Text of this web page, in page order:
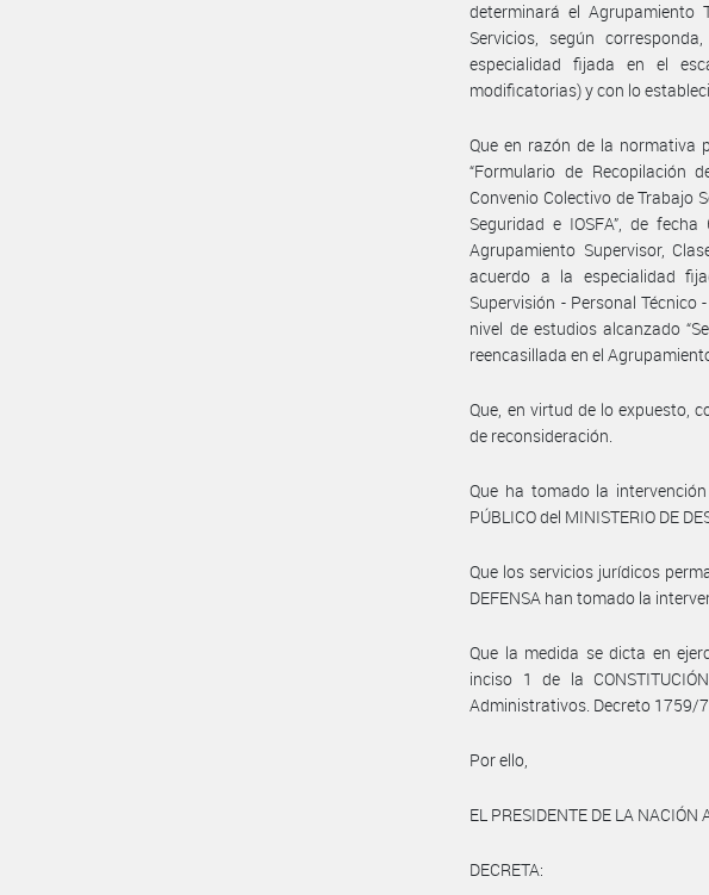
determinará el Agrupamiento
Servicios, según
especialidad fijada en el
modificatorias) y con lo
Que en razón de la normativa
“Formulario de Recopilación
Convenio Colectivo de Trabajo
Seguridad e IOSFA”, de
Agrupamiento Supervisor,
acuerdo a la especialidad
Supervisión - Personal Técnico
nivel de estudios alcanzado
reencasillada en el
Que, en virtud de lo expuesto,
de reconsideración.
Que ha tomado la intervención
PÚBLICO del MINISTERIO DE
Que los servicios jurídicos
DEFENSA han tomado la
Que la medida se dicta en
inciso 1 de la
Administrativos. Decreto 1759/
Por ello,
EL PRESIDENTE DE LA NACIÓN
DECRETA: